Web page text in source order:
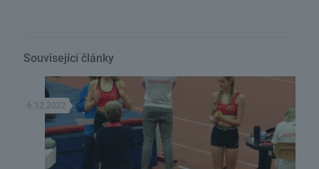
Související články
6.12.2022